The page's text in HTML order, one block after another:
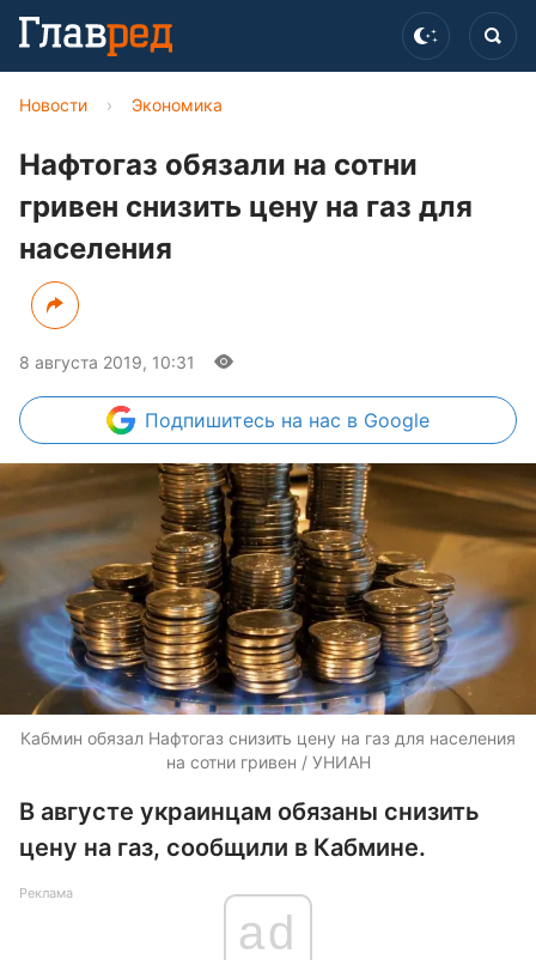
Новости › Экономика
Нафтогаз обязали на сотни
гривен снизить цену на газ для
населения
8 августа 2019, 10:31
Подпишитесь на нас в Google
Кабмин обязал Нафтогаз снизить цену на газ для населения
на сотни гривен / УНИАН
В августе украинцам обязаны снизить
цену на газ, сообщили в Кабмине.
Реклама
ad